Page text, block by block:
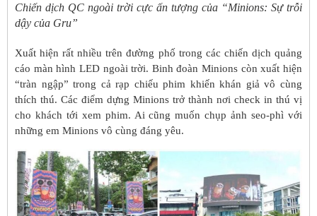
Chiến dịch QC ngoài trời cực ấn tượng của “Minions: Sự trỗi
dậy của Gru”
Xuất hiện rất nhiều trên đường phố trong các chiến dịch quảng
cáo màn hình LED ngoài trời. Binh đoàn Minions còn xuất hiện
“tràn ngập” trong cả rạp chiếu phim khiến khán giả vô cùng
thích thú. Các điểm dựng Minions trở thành nơi check in thú vị
cho khách tới xem phim. Ai cũng muốn chụp ảnh seo-phì với
những em Minions vô cùng đáng yêu.